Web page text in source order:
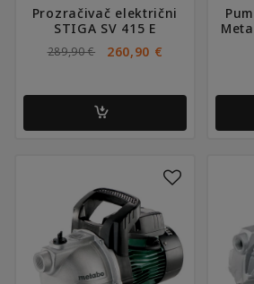
Prozračivač električni
STIGA SV 415 E
289,90€
IZVORNA
CIJENA
JE:
289,90 €.
260,90 €
260,90 €.